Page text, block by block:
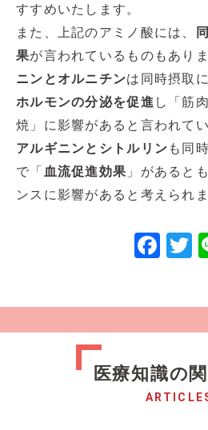
すすめいたします。
また、上記のアミノ酸には、
果が言われているものもあり
ニンとオルニチンは同時摂取
ホルモンの分泌を促進 し「筋
焼」に影響があると言われてい
アルギニンとシトルリン も同
で「血流促進効果 」があると
ンスに影響があると考えられま
医療知識の